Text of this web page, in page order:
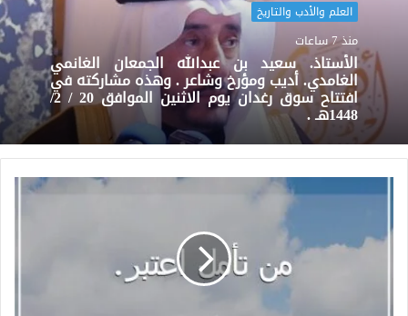
العلم والأدب والتاريخ
منذ 7 ساعات
الأستاذ. سعيد بن عبدالله الجمعان الغانمي
الغامدي. أديب ومؤرخ وشاعر . وهذه مشاركته في
افتتاح سوق رغدان يوم الاثنين الموافق 20 / 2/
1448هـ .
..
لمن